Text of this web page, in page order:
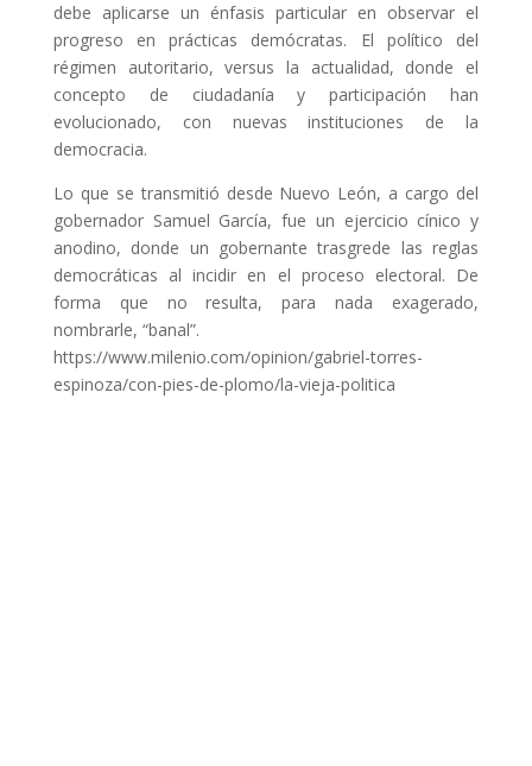
debe aplicarse un énfasis particular en observar el
progreso en prácticas demócratas. El político del
régimen autoritario, versus la actualidad, donde el
concepto de ciudadanía y participación han
evolucionado, con nuevas instituciones de la
democracia.
Lo que se transmitió desde Nuevo León, a cargo del
gobernador Samuel García, fue un ejercicio cínico y
anodino, donde un gobernante trasgrede las reglas
democráticas al incidir en el proceso electoral. De
forma que no resulta, para nada exagerado,
nombrarle, “banal”.
https://www.milenio.com/opinion/gabriel-torres-
espinoza/con-pies-de-plomo/la-vieja-politica